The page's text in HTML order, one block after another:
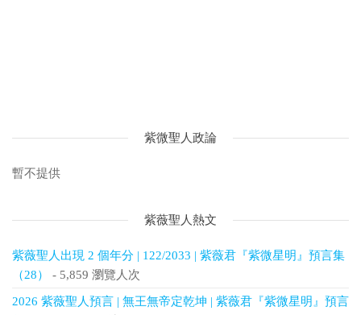
紫微聖人政論
暫不提供
紫薇聖人熱文
紫薇聖人出現 2 個年分 | 122/2033 | 紫薇君『紫微星明』預言集
（28）
- 5,859 瀏覽人次
2026 紫薇聖人預言 | 無王無帝定乾坤 | 紫薇君『紫微星明』預言